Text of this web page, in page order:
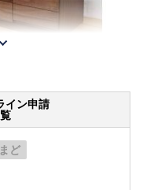
イン申請
ど